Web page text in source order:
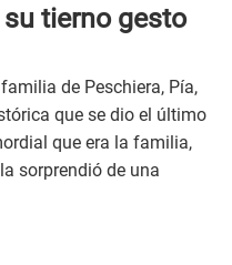
tierno gesto
de Peschiera, Pía,
que se dio el último
que era la familia,
sorprendió de una